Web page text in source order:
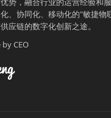
、协同化、移动化的"敏捷物
应链的数字化创新之途。
CEO